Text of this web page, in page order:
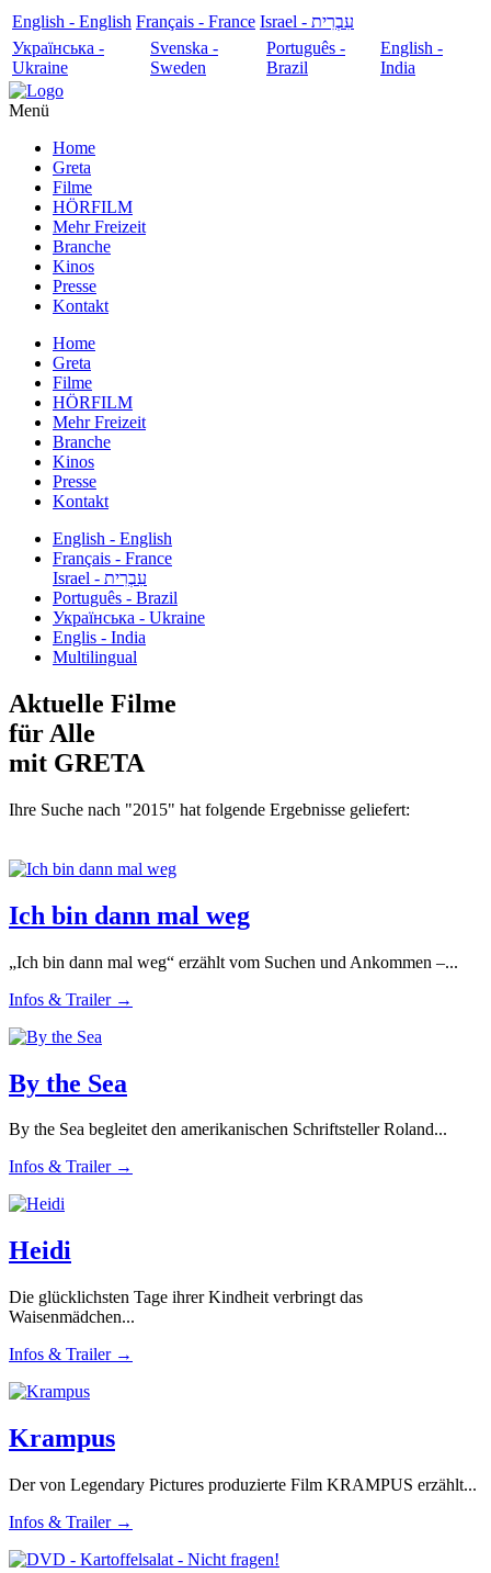
English - English Français - France
עִבְרִית - Israel
Українська -
Ukraine
Svenska -
Sweden
Português -
Brazil
English -
India
Menü
Home
Greta
Filme
HÖRFILM
Mehr Freizeit
Branche
Kinos
Presse
Kontakt
Home
Greta
Filme
HÖRFILM
Mehr Freizeit
Branche
Kinos
Presse
Kontakt
English - English
Français - France
עִבְרִית - Israel
Português - Brazil
Українська - Ukraine
Englis - India
Multilingual
Aktuelle Filme
für Alle
mit GRETA
Ihre Suche nach "2015" hat folgende Ergebnisse geliefert:
Ich bin dann mal weg
„Ich bin dann mal weg“ erzählt vom Suchen und Ankommen –...
Infos & Trailer →
By the Sea
By the Sea begleitet den amerikanischen Schriftsteller Roland...
Infos & Trailer →
Heidi
Die glücklichsten Tage ihrer Kindheit verbringt das
Waisenmädchen...
Infos & Trailer →
Krampus
Der von Legendary Pictures produzierte Film KRAMPUS erzählt...
Infos & Trailer →